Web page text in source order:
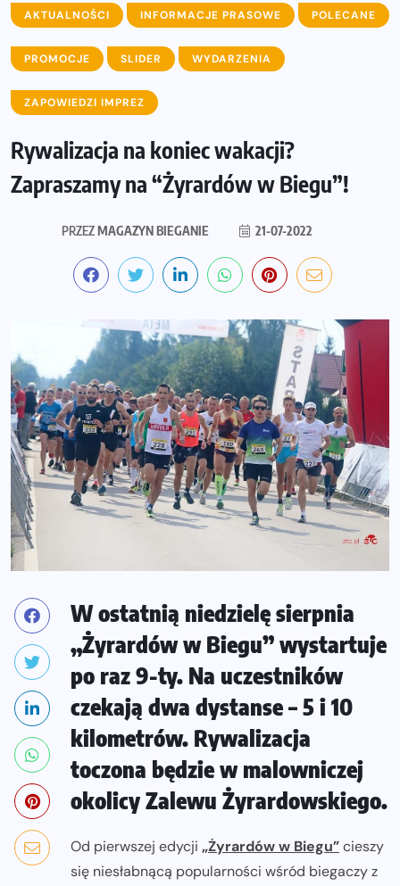
AKTUALNOŚCI INFORMACJE PRASOWE POLECANE
PROMOCJE SLIDER WYDARZENIA
ZAPOWIEDZI IMPREZ
Rywalizacja na koniec wakacji?
Zapraszamy na “Żyrardów w Biegu”!
PRZEZMAGAZYN BIEGANIE 21-07-2022
W ostatnią niedzielę sierpnia
„Żyrardów w Biegu” wystartuje
po raz 9-ty. Na uczestników
czekają dwa dystanse – 5 i 10
kilometrów. Rywalizacja
toczona będzie w malowniczej
okolicy Zalewu Żyrardowskiego.
Od pierwszej edycji „Żyrardów w Biegu”cieszy
się niesłabnącą popularności wśród biegaczy z